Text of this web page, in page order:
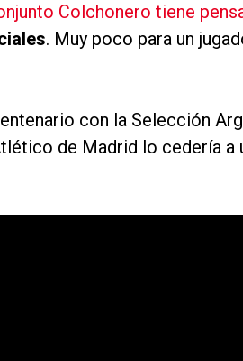
Colchonero tiene
. Muy poco para un
con la Selección
de Madrid lo cedería a